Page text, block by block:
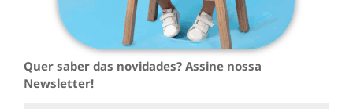
Quer saber das novidades? Assine nossa
Newsletter!